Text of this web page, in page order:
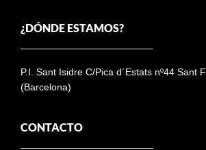
¿DÓNDE ESTAMOS?
P.I. Sant Isidre C/Pica d´Estats nº44 Sant
(Barcelona)
CONTACTO